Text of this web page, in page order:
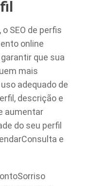
SEO de perfis
online
que sua
mais
adequado de
descrição e
aumentar
do seu perfil
e